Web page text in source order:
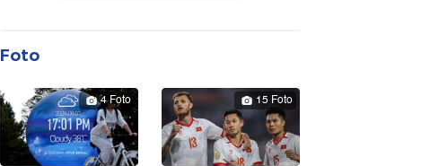
Foto
4 Foto 15 Foto